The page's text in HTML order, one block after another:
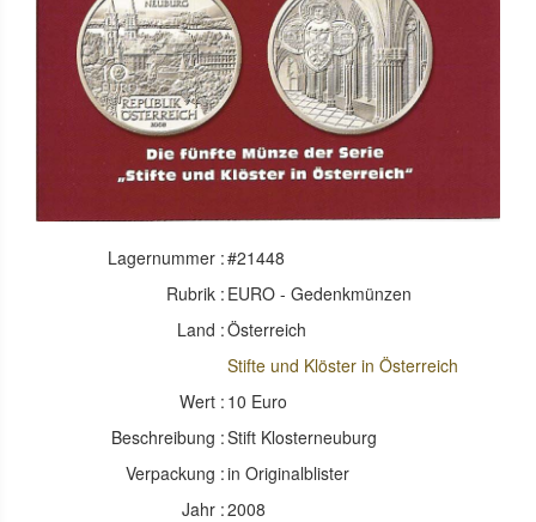
Lagernummer :#21448
Rubrik : EURO - Gedenkmünzen
Land :Österreich
Stifte und Klöster in Österreich
Wert : 10 Euro
Beschreibung :Stift Klosterneuburg
Verpackung :in Originalblister
Jahr :2008